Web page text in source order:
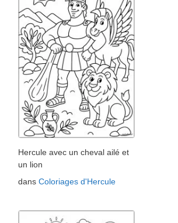
Hercule avec un cheval ailé et
un lion
dansColoriages d'Hercule